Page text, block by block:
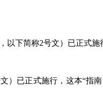
以下简称2号文）已正式施
已正式施行，这本“指